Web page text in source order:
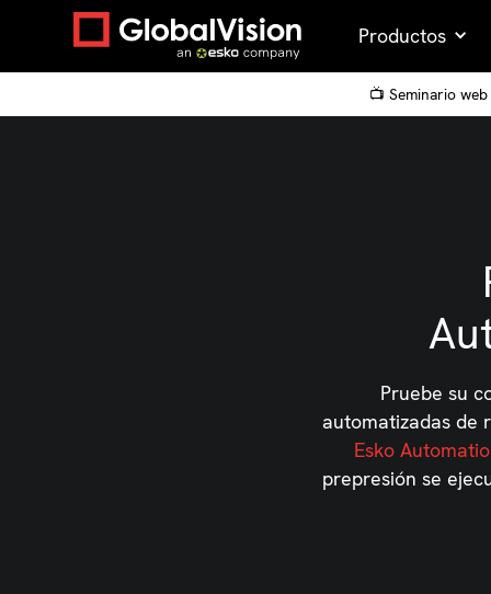
Productos
📺 Seminario
Pruebe su
automatizadas de
Esko
prepresión se